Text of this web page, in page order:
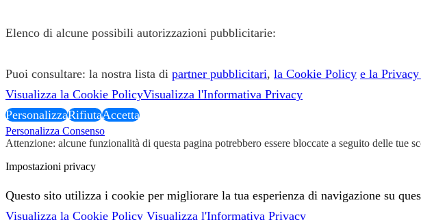
Elenco di alcune possibili autorizzazioni pubblicitarie:
Puoi consultare: la nostra lista di partner pubblicitari, la Cookie Policy e la
Visualizza la Cookie PolicyVisualizza l'Informativa Privacy
PersonalizzaRifiutaAccetta
Personalizza Consenso
Attenzione: alcune funzionalità di questa pagina potrebbero essere bloccate a seguito delle tue
Impostazioni privacy
Questo sito utilizza i cookie per migliorare la tua esperienza di navigazione su
Visualizza la Cookie Policy Visualizza l'Informativa Privacy